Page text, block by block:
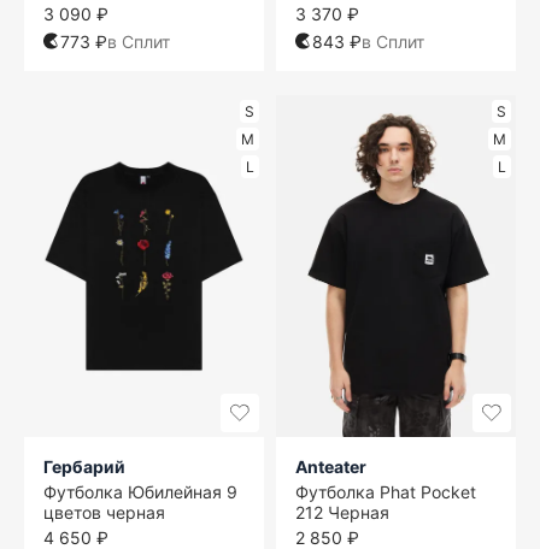
3 090 ₽
773 ₽в Сплит
3 370 ₽
843 ₽в Сплит
S
M
L
Гербарий
Футболка Юбилейная 9
цветов черная
4 650 ₽
S
M
L
Anteater
Футболка Phat Pocket
212 Черная
2 850 ₽